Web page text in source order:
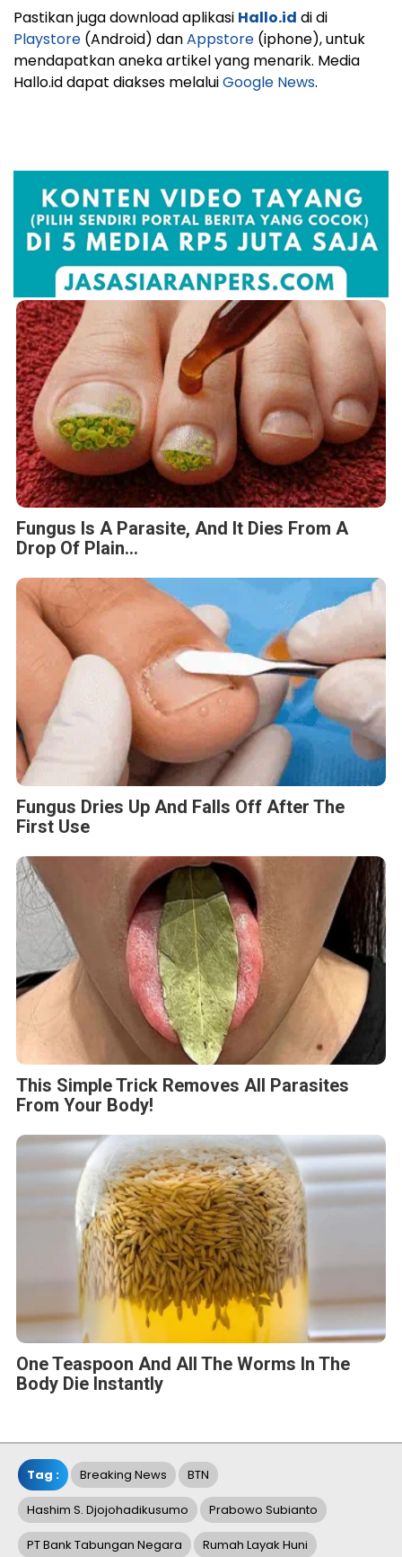
Pastikan juga download aplikasi Hallo.id di di
Playstore (Android) danAppstore (iphone), untuk
mendapatkan aneka artikel yang menarik. Media
Hallo.id dapat diakses melaluiGoogle News.
Fungus Is A Parasite, And It Dies From A
Drop Of Plain...
Fungus Dries Up And Falls Off After The
First Use
This Simple Trick Removes All Parasites
From Your Body!
One Teaspoon And All The Worms In The
Body Die Instantly
Tag : Breaking News BTN
Hashim S. Djojohadikusumo Prabowo Subianto
PT Bank Tabungan Negara Rumah Layak Huni